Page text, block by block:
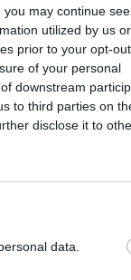
may continue
utilized by us or
prior to your opt-
of your personal
downstream
to third parties on
disclose it to
data.
demokratycznego
w bazie